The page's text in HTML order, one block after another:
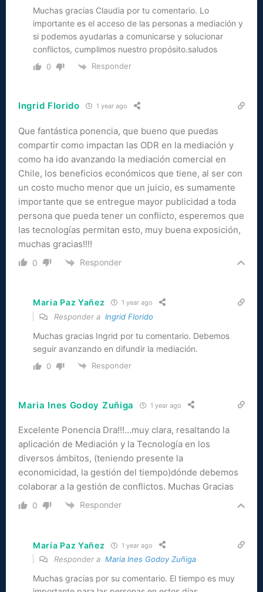
Muchas gracias Claudia por tu comentario. Lo
importante es el acceso de las personas a mediación y
si podemos ayudarlas a comunicarse y solucionar
conflictos, cumplimos nuestro propósito.saludos
0 Responder
Ingrid Florido 1 year ago
Que fantástica ponencia, que bueno que puedas
compartir como impactan las ODR en la mediación y
como ha ido avanzando la mediación comercial en
Chile, los beneficios económicos que tiene, al ser con
un costo mucho menor que un juicio, es sumamente
importante que se entregue mayor publicidad a toda
persona que pueda tener un conflicto, esperemos que
las tecnologías permitan esto, muy buena exposición,
muchas gracias!!!!
0 Responder
Maria Paz Yañez 1 year ago
Responder a Ingrid Florido
Muchas gracias Ingrid por tu comentario. Debemos
seguir avanzando en difundir la mediación.
0 Responder
Maria Ines Godoy Zuñiga 1 year ago
Excelente Ponencia Dra!!!…muy clara, resaltando la
aplicación de Mediación y la Tecnología en los
diversos ámbitos, (teniendo presente la
economicidad, la gestión del tiempo)dónde debemos
colaborar a la gestión de conflictos. Muchas Gracias
0 Responder
María Paz Yañez 1 year ago
Responder a Maria Ines Godoy Zuñiga
Muchas gracias por su comentario. El tiempo es muy